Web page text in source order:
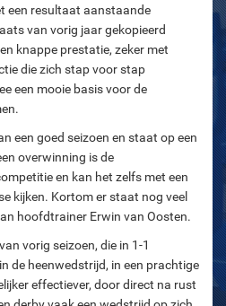
een resultaat aanstaande
van vorig jaar gekopieerd
knappe prestatie, zeker met
die zich stap voor stap
een mooie basis voor de
een goed seizoen en staat op een
overwinning is de
en kan het zelfs met een
kijken. Kortom er staat nog veel
hoofdtrainer Erwin van Oosten.
vorig seizoen, die in 1-1
de heenwedstrijd, in een prachtige
effectiever, door direct na rust